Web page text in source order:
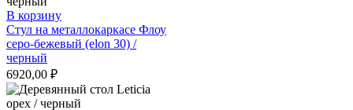
В корзину
Стул на металлокаркасе Флоу
серо-бежевый (elon 30) /
черный
6920,00 ₽